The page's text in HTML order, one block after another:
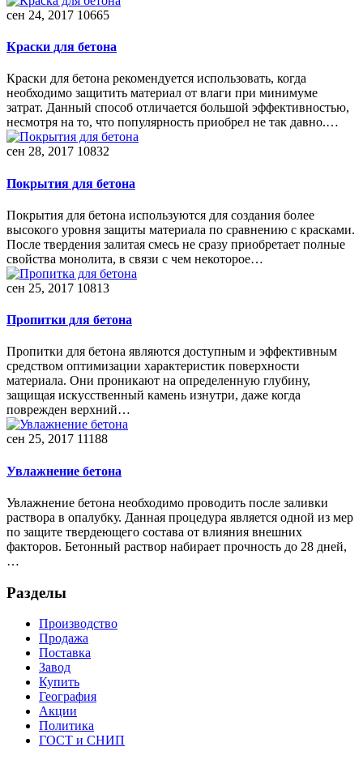
сен 24, 2017 10665
Краски для бетона
Краски для бетона рекомендуется использовать, когда
необходимо защитить материал от влаги при минимуме
затрат. Данный способ отличается большой эффективностью,
несмотря на то, что популярность приобрел не так давно.…
сен 28, 2017 10832
Покрытия для бетона
Покрытия для бетона используются для создания более
высокого уровня защиты материала по сравнению с красками.
После твердения залитая смесь не сразу приобретает полные
свойства монолита, в связи с чем некоторое…
сен 25, 2017 10813
Пропитки для бетона
Пропитки для бетона являются доступным и эффективным
средством оптимизации характеристик поверхности
материала. Они проникают на определенную глубину,
защищая искусственный камень изнутри, даже когда
поврежден верхний…
сен 25, 2017 11188
Увлажнение бетона
Увлажнение бетона необходимо проводить после заливки
раствора в опалубку. Данная процедура является одной из мер
по защите твердеющего состава от влияния внешних
факторов. Бетонный раствор набирает прочность до 28 дней,
…
Разделы
Производство
Продажа
Поставка
Завод
Купить
География
Акции
Политика
ГОСТ и СНИП